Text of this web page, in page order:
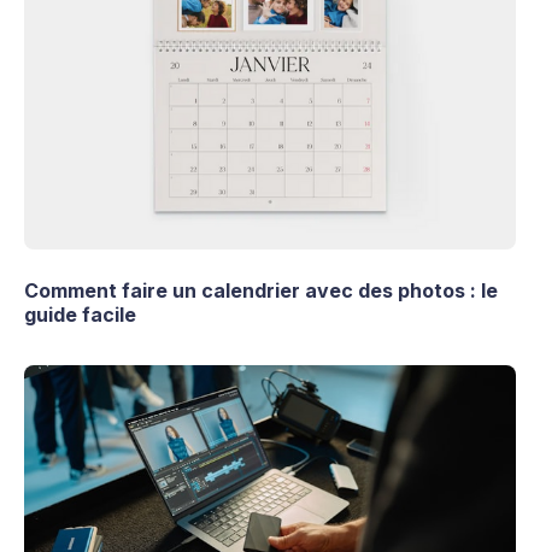
Comment faire un calendrier avec des photos : le
guide facile